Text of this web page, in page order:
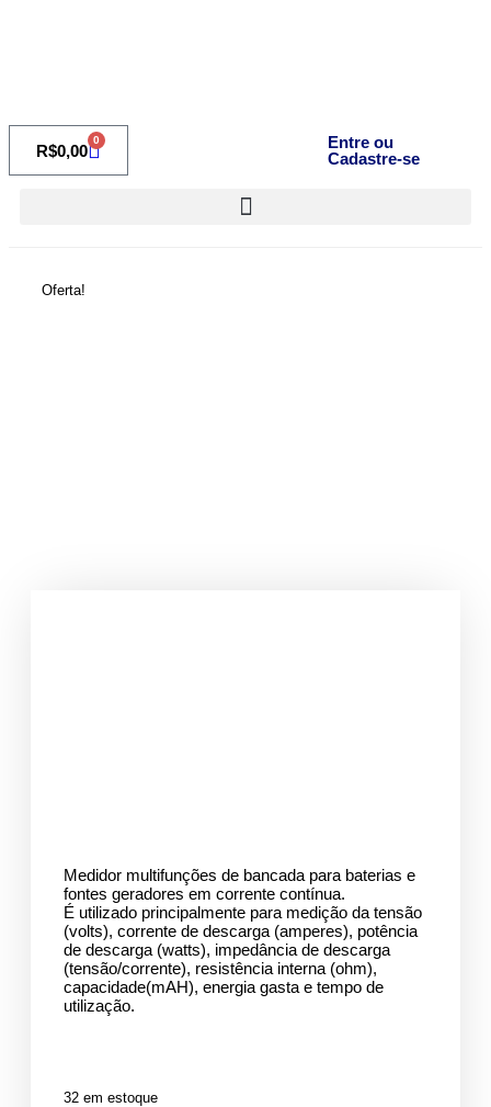
R$0,00
0
Entre ou
Cadastre-se
Oferta!
Medidor multifunções de bancada para baterias e
fontes geradores em corrente contínua.
É utilizado principalmente para medição da tensão
(volts), corrente de descarga (amperes), potência
de descarga (watts), impedância de descarga
(tensão/corrente), resistência interna (ohm),
capacidade(mAH), energia gasta e tempo de
utilização.
32 em estoque